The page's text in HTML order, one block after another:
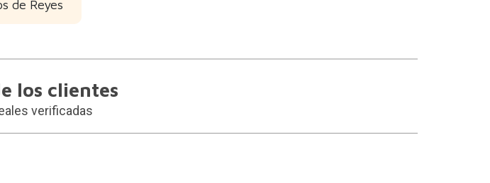
de Reyes
los clientes
verificadas